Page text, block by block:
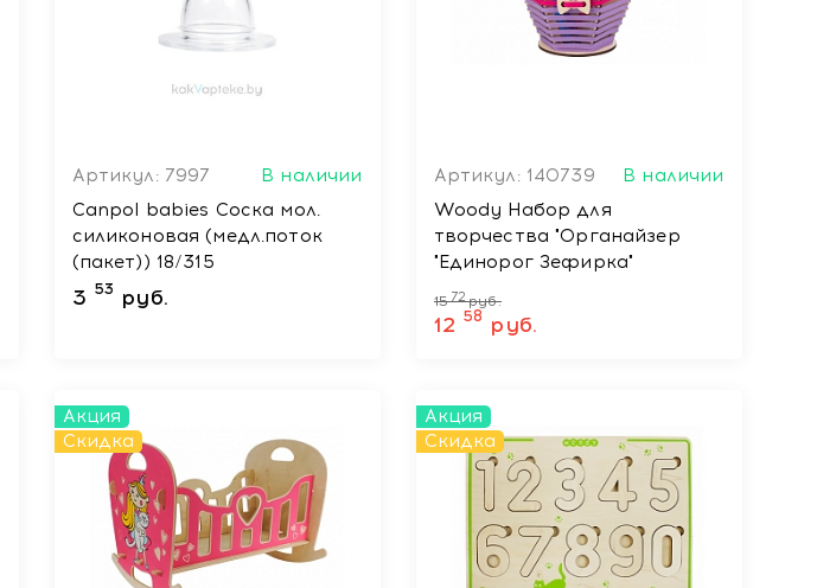
Артикул: 7997
В наличии
Сanpol babies Соска мол.
силиконовая (медл.поток
(пакет)) 18/315
3 53 руб.
Артикул: 140739
В наличии
Woody Набор для
творчества "Органайзер
"Единорог Зефирка"
15 72 руб.
12 58 руб.
Акция
Скидка
Акция
Скидка